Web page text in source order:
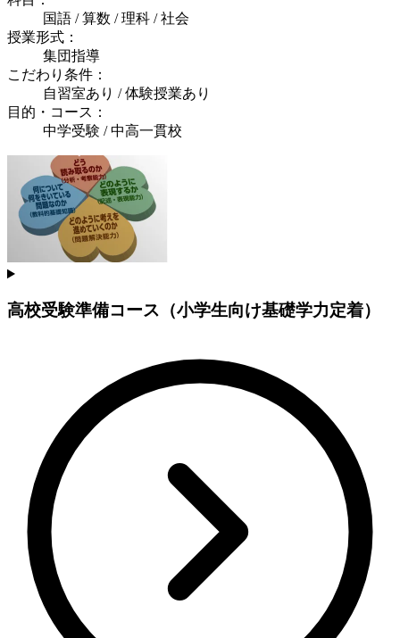
国語 / 算数 / 理科 / 社会
授業形式：
集団指導
こだわり条件：
自習室あり / 体験授業あり
目的・コース：
中学受験 / 中高一貫校
高校受験準備コース（小学生向け基礎学力定着）